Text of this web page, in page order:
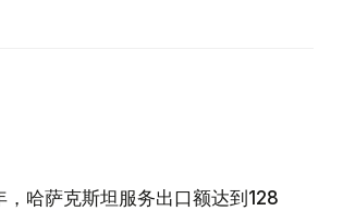
哈萨克斯坦服务出口额达到128